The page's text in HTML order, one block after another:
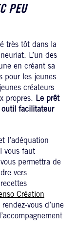
PEU
très tôt dans la
L’un des
en créant sa
pour les jeunes
créateurs
propres. Le prêt
outil facilitateur
l’adéquation
vous faut
permettra de
vers
Création
vous d’une